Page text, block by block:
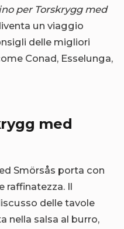
per Torskrygg med
un viaggio
delle migliori
Conad, Esselunga,
med
Smörsås porta con
raffinatezza. Il
delle tavole
nella salsa al burro,